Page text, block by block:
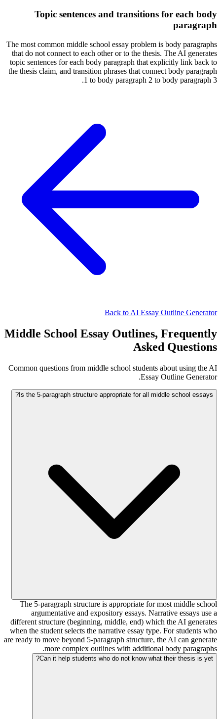
Topic sentences and transitions for each body
paragraph
The most common middle school essay problem is body paragraphs
that do not connect to each other or to the thesis. The AI generates
topic sentences for each body paragraph that explicitly link back to
the thesis claim, and transition phrases that connect body paragraph
1 to body paragraph 2 to body paragraph 3.
Back to AI Essay Outline Generator
Middle School Essay Outlines, Frequently
Asked Questions
Common questions from middle school students about using the AI
Essay Outline Generator.
Is the 5-paragraph structure appropriate for all middle school essays?
The 5-paragraph structure is appropriate for most middle school
argumentative and expository essays. Narrative essays use a
different structure (beginning, middle, end) which the AI generates
when the student selects the narrative essay type. For students who
are ready to move beyond 5-paragraph structure, the AI can generate
more complex outlines with additional body paragraphs.
Can it help students who do not know what their thesis is yet?